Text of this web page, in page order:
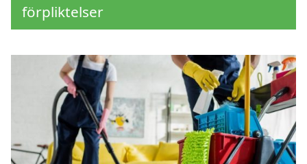
förpliktelser